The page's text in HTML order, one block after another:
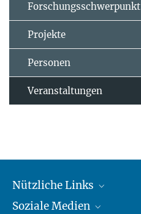
Forschungsschwerpunkt
Projekte
Personen
Veranstaltungen
Nützliche Links
MMG Alumni Corner
Soziale Medien